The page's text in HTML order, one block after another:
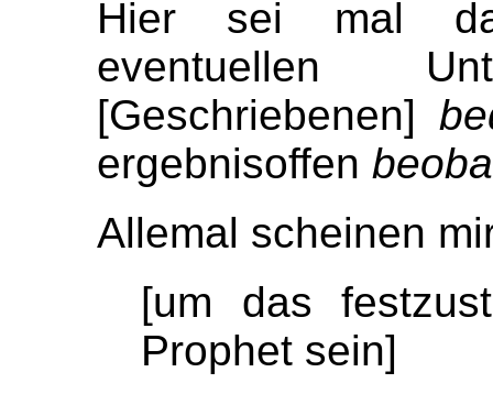
Hier sei mal
eventuellen
[Geschriebenen]
ergebnisoffen
Allemal scheinen
[um das
Prophet sein]